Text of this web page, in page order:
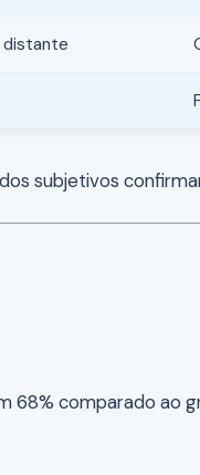
distante
subjetivos
comparado ao